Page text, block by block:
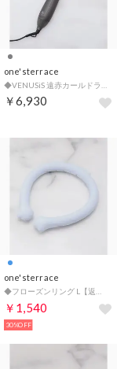
one'sterrace
￥6,930
one'sterrace
￥1,540
30%OFF